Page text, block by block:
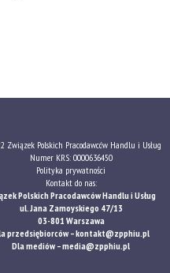
Związek Polskich Pracodawców Handlu i Usług
Numer KRS: 0000636450
Polityka prywatności
Kontakt do nas:
Polskich Pracodawców Handlu i Usług
ul. Jana Zamoyskiego 47/13
03-801 Warszawa
przedsiębiorców –kontakt@zpphiu.pl
Dla mediów –media@zpphiu.pl